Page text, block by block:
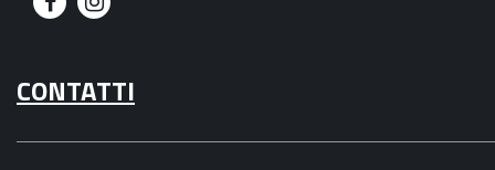
F
c
e
I
s
t
CONTATTI